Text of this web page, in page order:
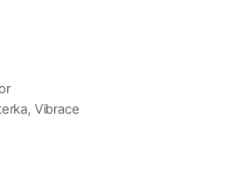
Vibrace